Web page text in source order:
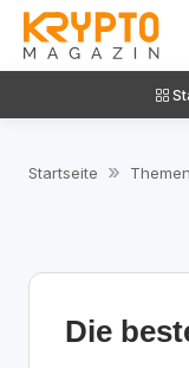
Startseite Themen
Die